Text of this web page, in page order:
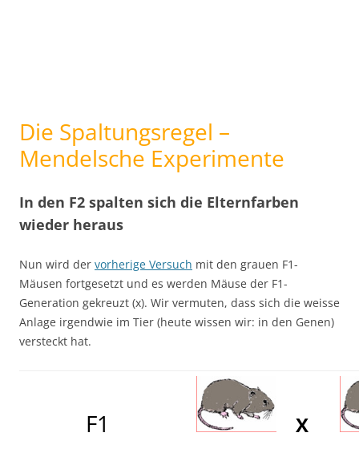
Die Spaltungsregel –
Mendelsche Experimente
In den F2 spalten sich die Elternfarben
wieder heraus
Nun wird der vorherige Versuch mit den grauen F1-
Mäusen fortgesetzt und es werden Mäuse der F1-
Generation gekreuzt (x). Wir vermuten, dass sich die weisse
Anlage irgendwie im Tier (heute wissen wir: in den Genen)
versteckt hat.
F1 X